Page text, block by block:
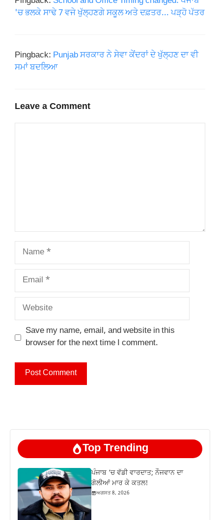
'ਚ ਭਲਕੇ ਸਾਢੇ 7 ਵਜੇ ਖੁੱਲ੍ਹਣਗੇ ਸਕੂਲ ਅਤੇ ਦਫ਼ਤਰ... ਪੜ੍ਹੋ ਪੱਤਰ
Pingback: Punjab ਸਰਕਾਰ ਨੇ ਸੇਵਾ ਕੇਂਦਰਾਂ ਦੇ ਖੁੱਲ੍ਹਣ ਦਾ ਵੀ
ਸਮਾਂ ਬਦਲਿਆ
Leave a Comment
Name
Email
Website
Save my name, email, and website in this
browser for the next time I comment.
Top Trending
ਪੰਜਾਬ ‘ਚ ਵੱਡੀ ਵਾਰਦਾਤ; ਨੌਜਵਾਨ ਦਾ
ਗੋਲੀਆਂ ਮਾਰ ਕੇ ਕਤਲ!
ਅਗਸਤ 8, 2026